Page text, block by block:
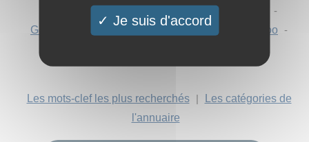
Ask
-
Google
Yahoo -
Les mots-clef les plus recherchés |
Les catégories de
l'annuaire
Je suis d'accord